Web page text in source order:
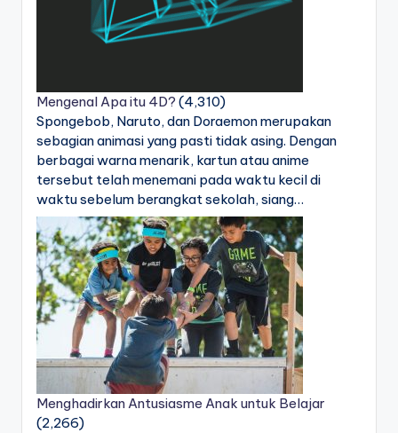
Mengenal Apa itu 4D? (4,310)
Spongebob, Naruto, dan Doraemon merupakan
sebagian animasi yang pasti tidak asing. Dengan
berbagai warna menarik, kartun atau anime
tersebut telah menemani pada waktu kecil di
waktu sebelum berangkat sekolah, siang…
Menghadirkan Antusiasme Anak untuk Belajar
(2,266)